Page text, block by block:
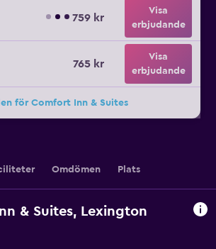
759 kr
Visa
erbjudande
765 kr
Visa
erbjudande
för Comfort Inn & Suites
Omdömen Plats
& Suites, Lexington